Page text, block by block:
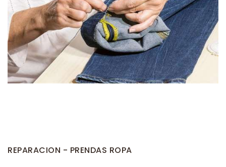
REPARACION - PRENDAS ROPA